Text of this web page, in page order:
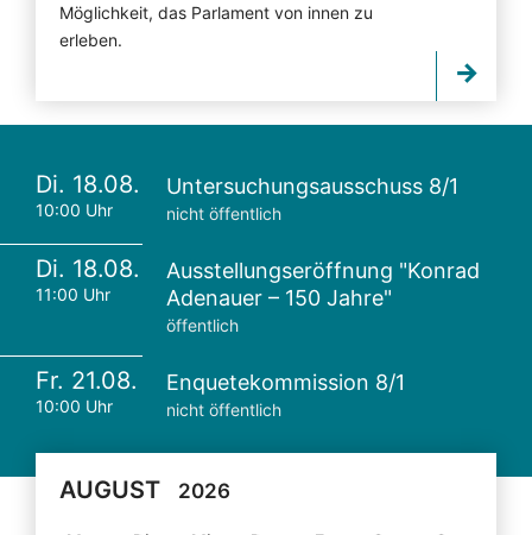
Möglichkeit, das Parlament von innen zu
erleben.
Di. 18.08.
10:00 Uhr
Untersuchungsausschuss 8/1
nicht öffentlich
Di. 18.08.
11:00 Uhr
Ausstellungseröffnung "Konrad
Adenauer – 150 Jahre"
öffentlich
Fr. 21.08.
10:00 Uhr
Enquetekommission 8/1
nicht öffentlich
AUGUST 2026